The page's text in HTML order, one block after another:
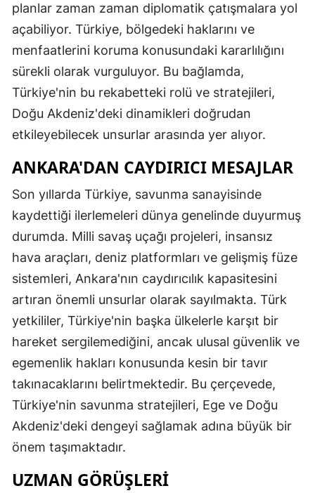
planlar zaman zaman diplomatik çatışmalara yol
açabiliyor. Türkiye, bölgedeki haklarını ve
menfaatlerini koruma konusundaki kararlılığını
sürekli olarak vurguluyor. Bu bağlamda,
Türkiye'nin bu rekabetteki rolü ve stratejileri,
Doğu Akdeniz'deki dinamikleri doğrudan
etkileyebilecek unsurlar arasında yer alıyor.
ANKARA'DAN CAYDIRICI MESAJLAR
Son yıllarda Türkiye, savunma sanayisinde
kaydettiği ilerlemeleri dünya genelinde duyurmuş
durumda. Milli savaş uçağı projeleri, insansız
hava araçları, deniz platformları ve gelişmiş füze
sistemleri, Ankara'nın caydırıcılık kapasitesini
artıran önemli unsurlar olarak sayılmakta. Türk
yetkililer, Türkiye'nin başka ülkelerle karşıt bir
hareket sergilemediğini, ancak ulusal güvenlik ve
egemenlik hakları konusunda kesin bir tavır
takınacaklarını belirtmektedir. Bu çerçevede,
Türkiye'nin savunma stratejileri, Ege ve Doğu
Akdeniz'deki dengeyi sağlamak adına büyük bir
önem taşımaktadır.
UZMAN GÖRÜŞLERİ